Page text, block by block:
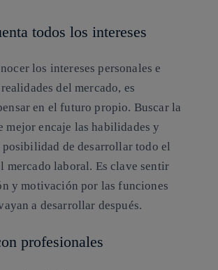
todos los intereses
los intereses personales e
del mercado, es
en el futuro propio. Buscar la
mejor encaje las habilidades y
posibilidad de desarrollar todo el
mercado laboral. Es clave sentir
y motivación por las funciones
a desarrollar después.
profesionales